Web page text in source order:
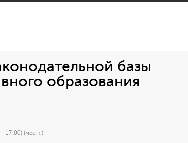
базы
образования
(местн.)